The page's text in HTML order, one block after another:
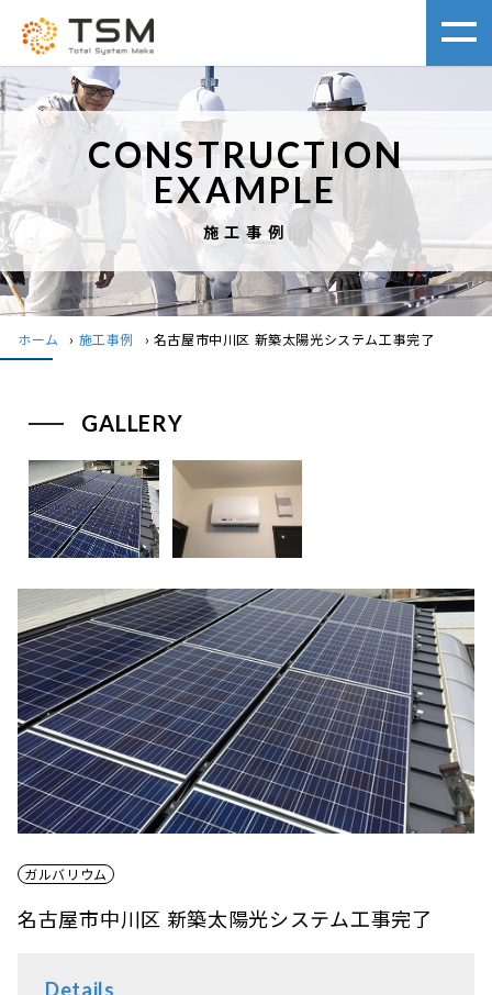
CONSTRUCTION
EXAMPLE
施工事例
ホーム › 施工事例 › 名古屋市中川区 新築太陽光システム工事完了
ガルバリウム
名古屋市中川区 新築太陽光システム工事完了
Details
GALLERY